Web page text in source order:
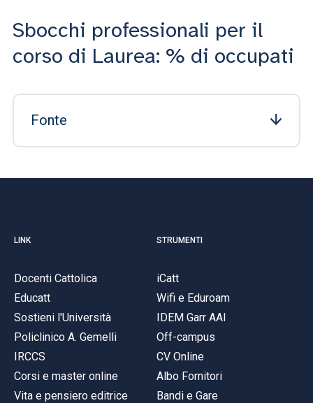
Sbocchi professionali per il
corso di Laurea: % di occupati
Fonte
LINK
Docenti Cattolica
Educatt
Sostieni l'Università
Policlinico A. Gemelli
IRCCS
Corsi e master online
Vita e pensiero editrice
STRUMENTI
iCatt
Wifi e Eduroam
IDEM Garr AAI
Off-campus
CV Online
Albo Fornitori
Bandi e Gare